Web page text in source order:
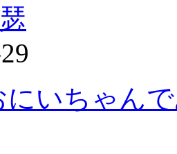
にいちゃん